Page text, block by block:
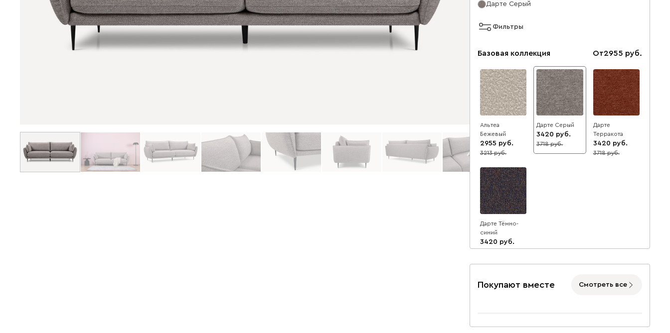
Дарте Серый
Фильтры
Базовая коллекция От2955
Альтеа
Бежевый
2955
8
3213
Дарте Серый
3420
8
3718
Дарте
Терракота
3420
8
3718
Дарте Тёмно-
синий
3420
Покупают вместе Смотреть все